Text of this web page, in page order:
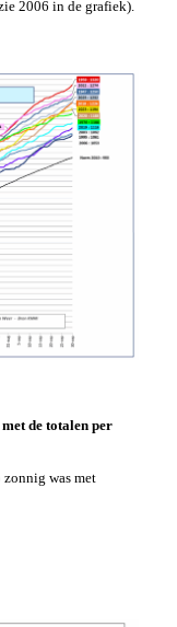
2006 in de grafiek).
de totalen per
was met